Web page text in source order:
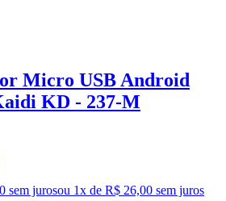
Micro USB Android
KD - 237-M
sem jurosou 1x de R$ 26,00 sem juros